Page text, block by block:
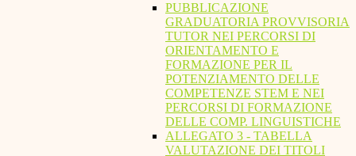
PUBBLICAZIONE
GRADUATORIA PROVVISORIA
TUTOR NEI PERCORSI DI
ORIENTAMENTO E
FORMAZIONE PER IL
POTENZIAMENTO DELLE
COMPETENZE STEM E NEI
PERCORSI DI FORMAZIONE
DELLE COMP. LINGUISTICHE
ALLEGATO 3 - TABELLA
VALUTAZIONE DEI TITOLI